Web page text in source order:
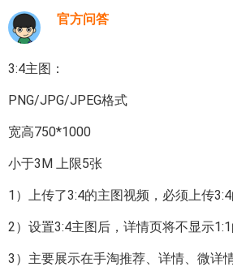
官方问答
3:4主图：
PNG/JPG/JPEG格式
宽高750*1000
小于3M 上限5张
1）上传了3:4的主图视频，必须上传
2）设置3:4主图后，详情页将不显示
3）主要展示在手淘推荐、详情、微详